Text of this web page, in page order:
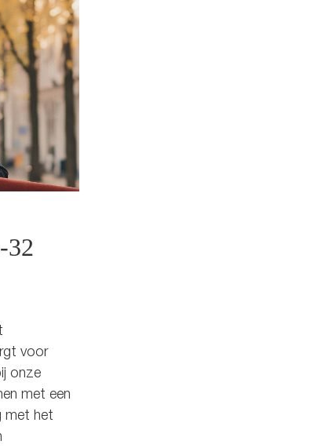
32
voor
onze
met een
met het